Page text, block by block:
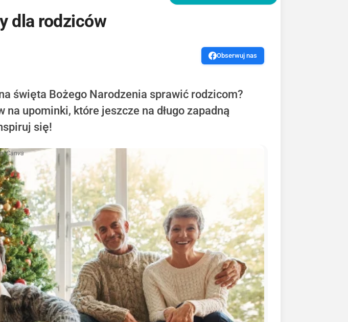
dla rodziców
Obserwuj nas
święta Bożego Narodzenia sprawić rodzicom?
upominki, które jeszcze na długo zapadną
się!
Canva